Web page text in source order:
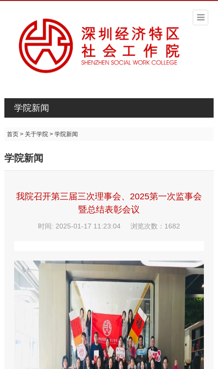
学院新闻
首页> 关于学院> 学院新闻
学院新闻
我院召开第三届三次理事会、2025第一次监事会
暨总结表彰会议
时间: 2025-01-17 11:23:04 浏览次数：1682